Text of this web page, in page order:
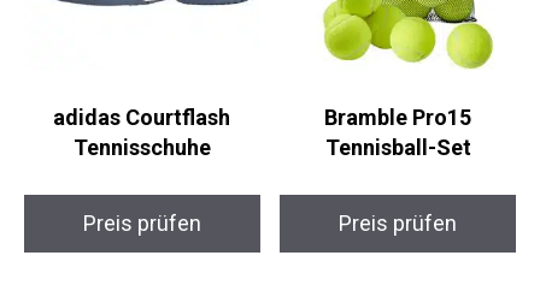
adidas Courtflash
Tennisschuhe
Preis prüfen
Bramble Pro15
Tennisball-Set
Preis prüfen